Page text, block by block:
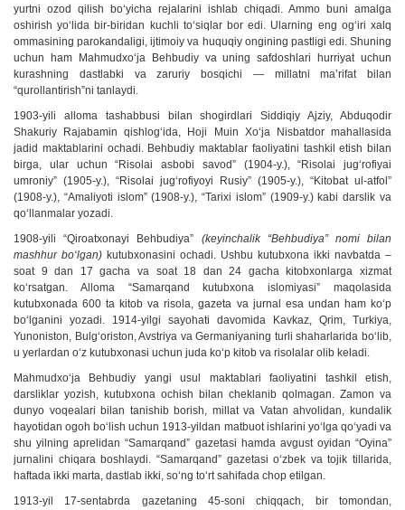
yurtni ozod qilish bo‘yicha rejalarini ishlab chiqadi. Ammo buni amalga
oshirish yo‘lida bir-biridan kuchli to‘siqlar bor edi. Ularning eng og‘iri xalq
ommasining parokandaligi, ijtimoiy va huquqiy ongining pastligi edi. Shuning
uchun ham Mahmudxo‘ja Behbudiy va uning safdoshlari hurriyat uchun
kurashning dastlabki va zaruriy bosqichi — millatni ma’rifat bilan
“qurollantirish”ni tanlaydi.
1903-yili alloma tashabbusi bilan shogirdlari Siddiqiy Ajziy, Abduqodir
Shakuriy Rajabamin qishlog‘ida, Hoji Muin Xo‘ja Nisbatdor mahallasida
jadid maktablarini ochadi. Behbudiy maktablar faoliyatini tashkil etish bilan
birga, ular uchun “Risolai asbobi savod” (1904-y.), “Risolai jug‘rofiyai
umroniy” (1905-y.), “Risolai jug‘rofiyoyi Rusiy” (1905-y.), “Kitobat ul-atfol”
(1908-y.), “Amaliyoti islom” (1908-y.), “Tarixi islom” (1909-y.) kabi darslik va
qo‘llanmalar yozadi.
1908-yili “Qiroatxonayi Behbudiya” (keyinchalik “Behbudiya” nomi bilan
mashhur bo‘lgan) kutubxonasini ochadi. Ushbu kutubxona ikki navbatda –
soat 9 dan 17 gacha va soat 18 dan 24 gacha kitobxonlarga xizmat
ko‘rsatgan. Alloma “Samarqand kutubxona islomiyasi” maqolasida
kutubxonada 600 ta kitob va risola, gazeta va jurnal esa undan ham ko‘p
bo‘lganini yozadi. 1914-yilgi sayohati davomida Kavkaz, Qrim, Turkiya,
Yunoniston, Bulg‘oriston, Avstriya va Germaniyaning turli shaharlarida bo‘lib,
u yerlardan o‘z kutubxonasi uchun juda ko‘p kitob va risolalar olib keladi.
Mahmudxo‘ja Behbudiy yangi usul maktablari faoliyatini tashkil etish,
darsliklar yozish, kutubxona ochish bilan cheklanib qolmagan. Zamon va
dunyo voqealari bilan tanishib borish, millat va Vatan ahvolidan, kundalik
hayotidan ogoh bo‘lish uchun 1913-yildan matbuot ishlarini yo‘lga qo‘yadi va
shu yilning aprelidan “Samarqand” gazetasi hamda avgust oyidan “Oyina”
jurnalini chiqara boshlaydi. “Samarqand” gazetasi o‘zbek va tojik tillarida,
haftada ikki marta, dastlab ikki, so‘ng to‘rt sahifada chop etilgan.
1913-yil 17-sentabrda gazetaning 45-soni chiqqach, bir tomondan,